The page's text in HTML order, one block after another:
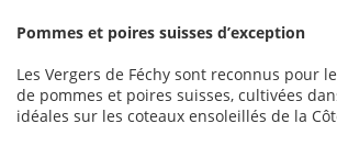
Pommes et poires suisses d’exception
Les Vergers de Féchy sont reconnus pour
de pommes et poires suisses, cultivées
idéales sur les coteaux ensoleillés de la